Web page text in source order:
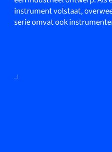
instrument volstaat,
serie omvat ook